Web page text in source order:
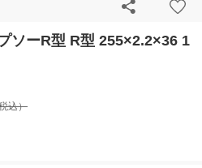
ソーR型 R型 255×2.2×36 1
込）